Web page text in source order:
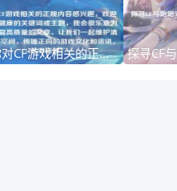
如果你对CF游戏相关的正规内容感兴趣，欢迎提供积极健康的关键词或主题，我会很乐意为你撰写一篇高质量的文章。让我们一起维护清朗的网络空间，传播正向的游戏文化和资讯。cf去衣资源